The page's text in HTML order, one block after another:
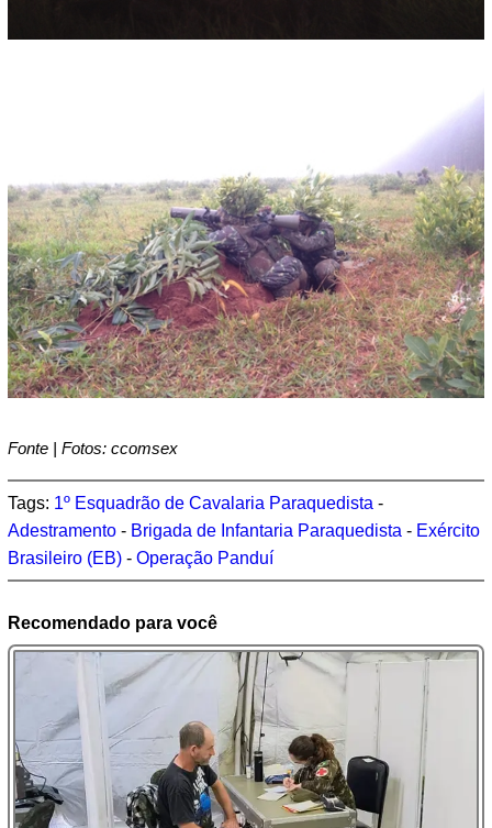
Fonte | Fotos: ccomsex
Tags: 1º Esquadrão de Cavalaria Paraquedista -
Adestramento - Brigada de Infantaria Paraquedista - Exército
Brasileiro (EB) - Operação Panduí
Recomendado para você